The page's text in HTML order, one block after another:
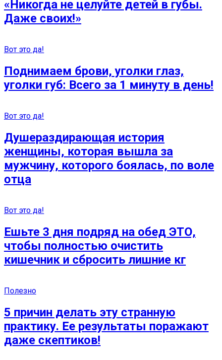
«Никогда не целуйте детей в губы.
Даже своих!»
Вот это да!
Поднимаем брови, уголки глаз,
уголки губ: Всего за 1 минуту в день!
Вот это да!
Душераздирающая история
женщины, которая вышла за
мужчину, которого боялась, по воле
отца
Вот это да!
Ешьте 3 дня подряд на обед ЭТО,
чтобы полностью очистить
кишечник и сбросить лишние кг
Полезно
5 причин делать эту странную
практику. Ее результаты поражают
даже скептиков!